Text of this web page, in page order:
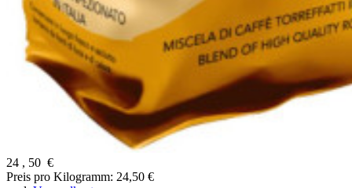
24 , 50 €
Preis pro Kilogramm: 24,50 €